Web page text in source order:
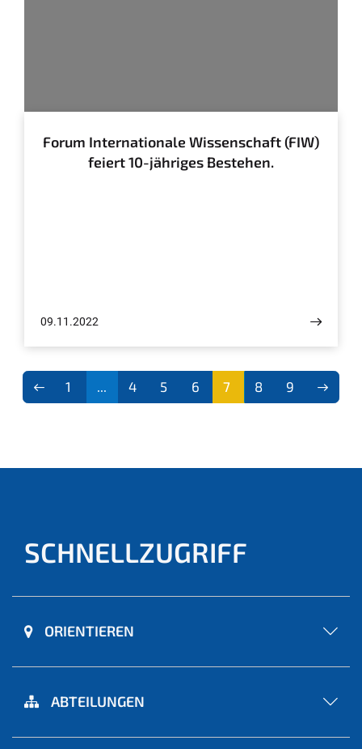
Forum Internationale Wissenschaft (FIW)
feiert 10-jähriges Bestehen.
09.11.2022
1 ... 4 5 6
7
8 9
SCHNELLZUGRIFF
ORIENTIEREN
ABTEILUNGEN